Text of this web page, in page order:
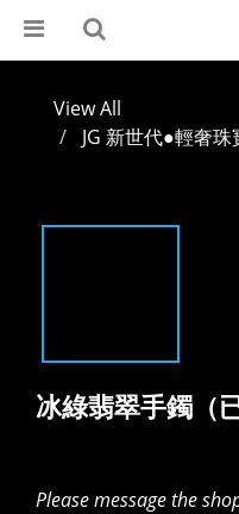
View All
JG 新世代●輕奢
冰綠翡翠手鐲（
Please message the